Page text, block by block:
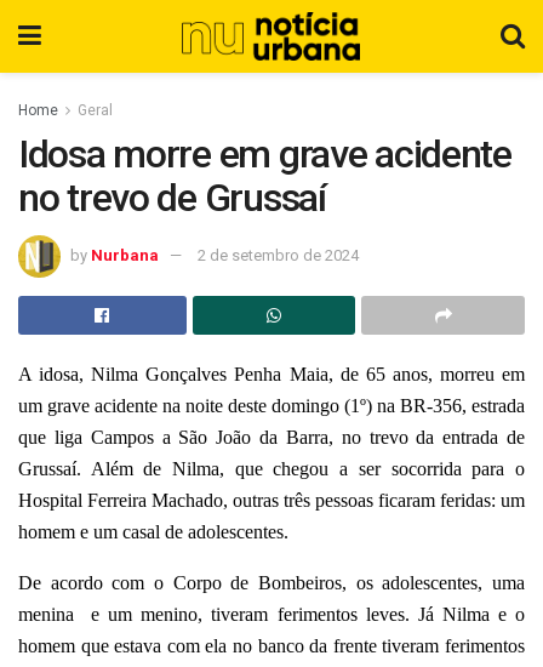
Home Geral
Idosa morre em grave acidente
no trevo de Grussaí
by Nurbana 2 de setembro de 2024
A idosa, Nilma Gonçalves Penha Maia, de 65 anos, morreu em
um grave acidente na noite deste domingo (1º) na BR-356, estrada
que liga Campos a São João da Barra, no trevo da entrada de
Grussaí. Além de Nilma, que chegou a ser socorrida para o
Hospital Ferreira Machado, outras três pessoas ficaram feridas: um
homem e um casal de adolescentes.
De acordo com o Corpo de Bombeiros, os adolescentes, uma
menina e um menino, tiveram ferimentos leves. Já Nilma e o
homem que estava com ela no banco da frente tiveram ferimentos